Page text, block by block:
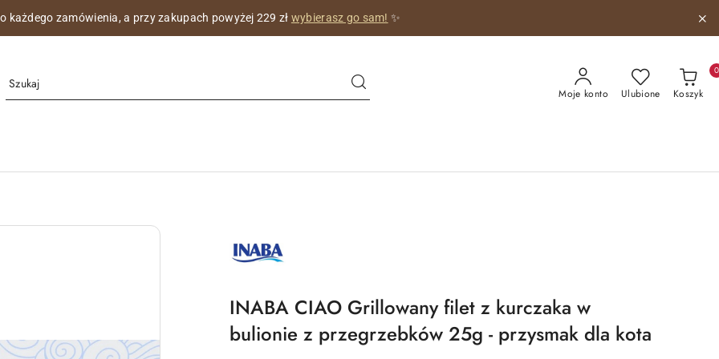
wizytówka z imieniem Twojego kotka,co miesiąc z innym pięknym obrazkiem!
Moje konto Ulubione Koszyk
0
INABA
LOGO
PRODUCENTA
INABA CIAO Grillowany filet z kurczaka w
bulionie z przegrzebków 25g - przysmak dla kota